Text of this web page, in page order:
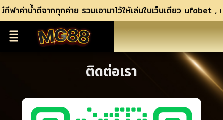
ฬาค่าน้ำดีจากทุกค่าย รวมเอามาไว้ให้เล่นในเว็บเดียว
ติดต่อเรา